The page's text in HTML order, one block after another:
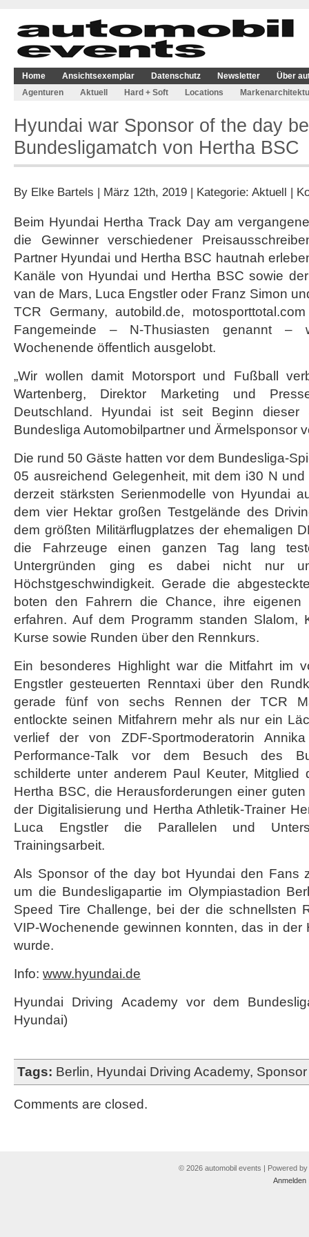
Home Ansichtsexemplar Datenschutz Newsletter
Über
Agenturen
Aktuell Hard + Soft Locations
Hyundai war Sponsor of the day
Bundesligamatch von Hertha BSC
By Elke Bartels | März 12th, 2019 | Kategorie: Aktuell |
Beim Hyundai Hertha Track Day am
die Gewinner verschiedener
Partner Hyundai und Hertha BSC hautnah
Kanäle von Hyundai und Hertha BSC sowie
van de Mars, Luca Engstler oder Franz Simon
TCR Germany, autobild.de,
Fangemeinde – N-Thusiasten genannt –
Wochenende öffentlich ausgelobt.
„Wir wollen damit Motorsport und Fußball
Wartenberg, Direktor Marketing und
Deutschland. Hyundai ist seit Beginn
Bundesliga Automobilpartner und Ärmelsponsor
Die rund 50 Gäste hatten vor dem Bundesliga-
05 ausreichend Gelegenheit, mit dem i30 N
derzeit stärksten Serienmodelle von Hyundai
dem vier Hektar großen Testgelände des
dem größten Militärflugplatzes der ehemaligen
die Fahrzeuge einen ganzen Tag lang
Untergründen ging es dabei nicht nur
Höchstgeschwindigkeit. Gerade die
boten den Fahrern die Chance, ihre eigenen
erfahren. Auf dem Programm standen Slalom,
Kurse sowie Runden über den Rennkurs.
Ein besonderes Highlight war die Mitfahrt im
Engstler gesteuerten Renntaxi über den
gerade fünf von sechs Rennen der TCR
entlockte seinen Mitfahrern mehr als nur ein
verlief der von ZDF-Sportmoderatorin
Performance-Talk vor dem Besuch des
schilderte unter anderem Paul Keuter, Mitglied
Hertha BSC, die Herausforderungen einer
der Digitalisierung und Hertha Athletik-Trainer
Luca Engstler die Parallelen und
Trainingsarbeit.
Als Sponsor of the day bot Hyundai den Fans
um die Bundesligapartie im Olympiastadion
Speed Tire Challenge, bei der die schnellsten
VIP-Wochenende gewinnen konnten, das in der
wurde.
Info: www.hyundai.de
Hyundai Driving Academy vor dem
Hyundai)
Tags: Berlin, Hyundai Driving Academy, Sponsor
Comments are closed.
© 2026 automobil events | Powered by
Anmelden|